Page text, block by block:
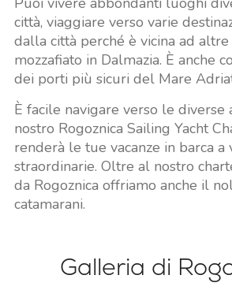
città, viaggiare verso varie
dalla città perché è vicina ad
mozzafiato in Dalmazia. È anche
dei porti più sicuri del Mare
È facile navigare verso le diverse
nostro Rogoznica Sailing Yacht
renderà le tue vacanze in barca a
straordinarie. Oltre al nostro
da Rogoznica offriamo anche il
catamarani.
Galleria di